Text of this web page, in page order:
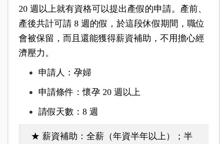
20 週以上就有資格可以提出產假的申請。產前、
產後共計可請 8 週的假，於這段休假期間，職位
會被保留，而且還能獲得薪資補助，不用擔心經
濟壓力。
申請人：孕婦
申請條件：懷孕 20 週以上
請假天數：8 週
★ 薪資補助：全薪（年資半年以上）； 半